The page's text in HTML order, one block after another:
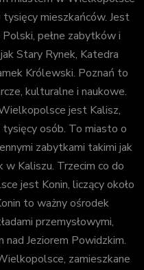
mieszkańców. Jest
pełne zabytków i
Stary Rynek, Katedra
Królewski. Poznań to
kulturalne i naukowe.
jest Kalisz,
osób. To miasto o
zabytkami takimi jak
w Kaliszu. Trzecim co do
jest Konin, liczący około
to ważny ośrodek
przemysłowymi,
Jeziorem Powidzkim.
zamieszkane